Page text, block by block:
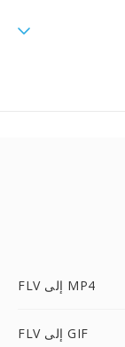
FLV إلى MP4
FLV إلى GIF